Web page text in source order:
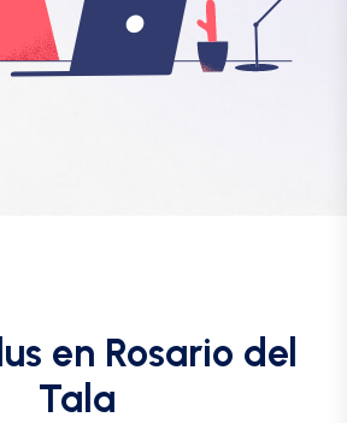
en Rosario del
Tala